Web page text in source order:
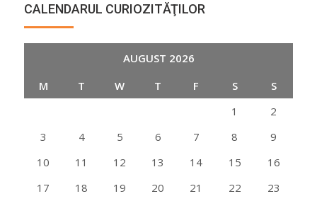
CALENDARUL CURIOZITĂŢILOR
AUGUST 2026
M
T W T F S
S
1
2
3
4 5 6 7 8
9
10
11 12 13 14 15
16
17
18 19 20 21 22 23